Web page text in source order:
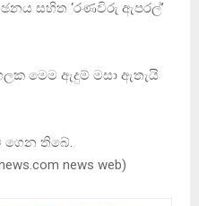
සහිත ‘රණවිරු ඇපරල්’
මෙම ඇදුම් මසා ඇතැයි
ගෙන තිබේ.
news web)